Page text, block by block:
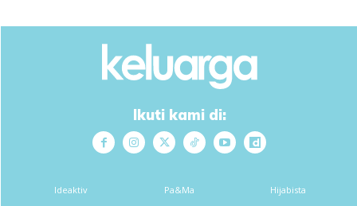
Ikuti kami di:
Ideaktiv Pa&Ma Hijabista